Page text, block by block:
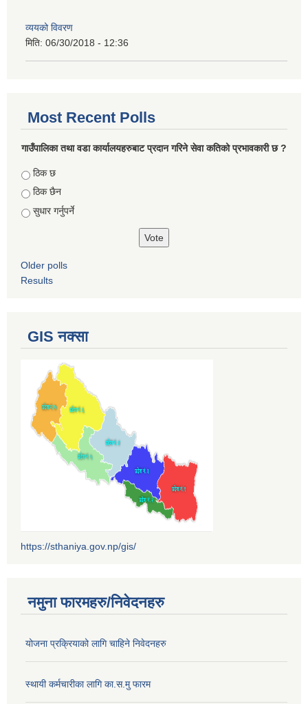
व्ययको विवरण
मिति: 06/30/2018 - 12:36
Most Recent Polls
गाउँपालिका तथा वडा कार्यालयहरुबाट प्रदान गरिने सेवा कतिको प्रभावकारी छ ?
Choices
ठिक छ
ठिक छैन
सुधार गर्नुपर्ने
Older polls
Results
GIS नक्सा
https://sthaniya.gov.np/gis/
नमुना फारमहरु/निवेदनहरु
योजना प्रक्रियाको लागि चाहिने निवेदनहरु
स्थायी कर्मचारीका लागि का.स.मु फारम